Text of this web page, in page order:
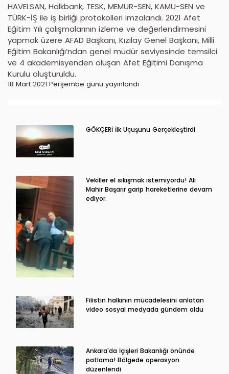
HAVELSAN, Halkbank, TESK, MEMUR-SEN, KAMU-SEN ve
TÜRK-İŞ ile iş birliği protokolleri imzalandı. 2021 Afet
Eğitim Yılı çalışmalarının izleme ve değerlendirmesini
yapmak üzere AFAD Başkanı, Kızılay Genel Başkanı, Milli
Eğitim Bakanlığı’ndan genel müdür seviyesinde temsilci
ve 4 akademisyenden oluşan Afet Eğitimi Danışma
Kurulu oluşturuldu.
18 Mart 2021 Perşembe günü yayınlandı
GÖKÇERİ İlk Uçuşunu Gerçekleştirdi
Vekiller el sıkışmak istemiyordu! Ali
Mahir Başarır garip hareketlerine devam
ediyor.
Filistin halkının mücadelesini anlatan
video sosyal medyada gündem oldu
Ankara'da İçişleri Bakanlığı önünde
patlama! Bölgede operasyon
düzenlendi